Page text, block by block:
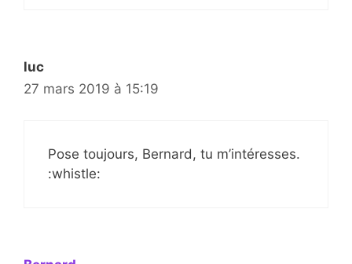
luc
27 mars 2019 à 15:19
Pose toujours, Bernard, tu m’intéresses.
:whistle: